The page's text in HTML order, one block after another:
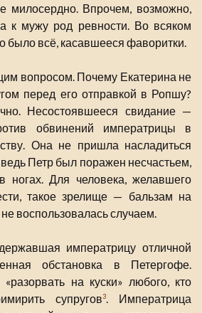
милосердно. Впрочем, возможно,
к мужу род ревности. Во всяком
было всё, касавшееся фаворитки.
вопросом. Почему Екатерина не
перед его отправкой в Ропшу?
Несостоявшееся свидание —
обвинений императрицы в
Она не пришла насладиться
Петр был поражен несчастьем,
ногах. Для человека, желавшего
такое зрелище — бальзам на
воспользовалась случаем.
императрицу отличной
обстановка в Петергофе.
на куски» любого, кто
супругов3
. Императрица